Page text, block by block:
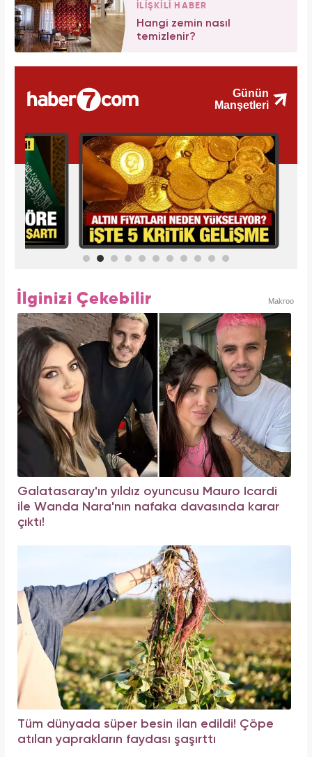
İLİŞKİLİ HABER
Hangi zemin nasıl
temizlenir?
İlginizi Çekebilir Makroo
Galatasaray'ın yıldız oyuncusu Mauro Icardi
ile Wanda Nara'nın nafaka davasında karar
çıktı!
Tüm dünyada süper besin ilan edildi! Çöpe
atılan yaprakların faydası şaşırttı